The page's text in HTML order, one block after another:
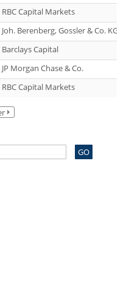
RBC Capital Markets
Joh. Berenberg, Gossler & Co. KG
Barclays Capital
JP Morgan Chase & Co.
RBC Capital Markets
GO